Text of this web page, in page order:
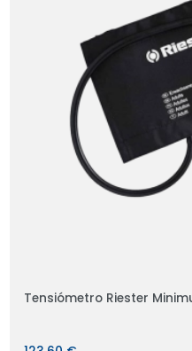
Tensiómetro Riester